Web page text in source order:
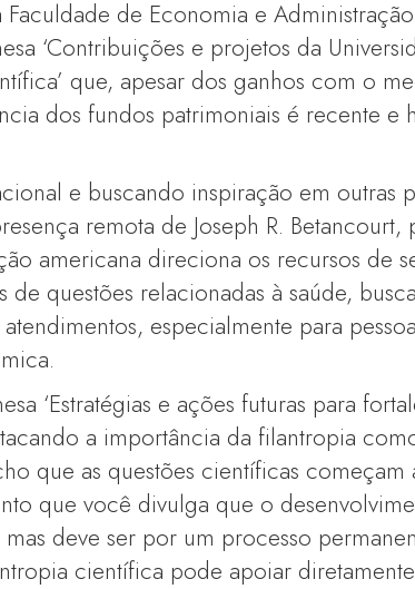
de Economia e Administração
‘Contribuições e projetos da
que, apesar dos ganhos com o
dos fundos patrimoniais é recente e
e buscando inspiração em outras
remota de Joseph R. Betancourt,
americana direciona os recursos de
de questões relacionadas à saúde,
especialmente para
‘Estratégias e ações futuras para
a importância da filantropia
que as questões científicas
que você divulga que o
deve ser por um processo
científica pode apoiar